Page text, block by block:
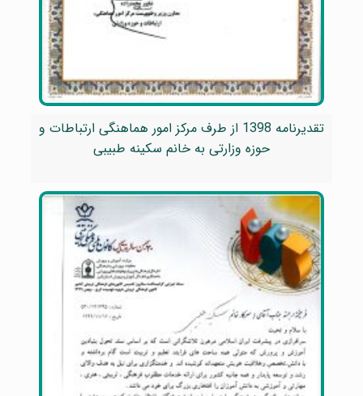
تقدیرنامه 1398 از طرف مرکز امور هماهنگی ارتباطات و
حوزه وزارتی به خانم سکینه طبیبی